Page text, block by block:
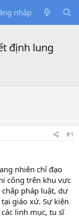
nhập
định lung
#1
nhiên chỉ đạo
công trên khu vực
chấp pháp luật, dư
giáo xứ. Sự kiện
linh mục, tu sĩ